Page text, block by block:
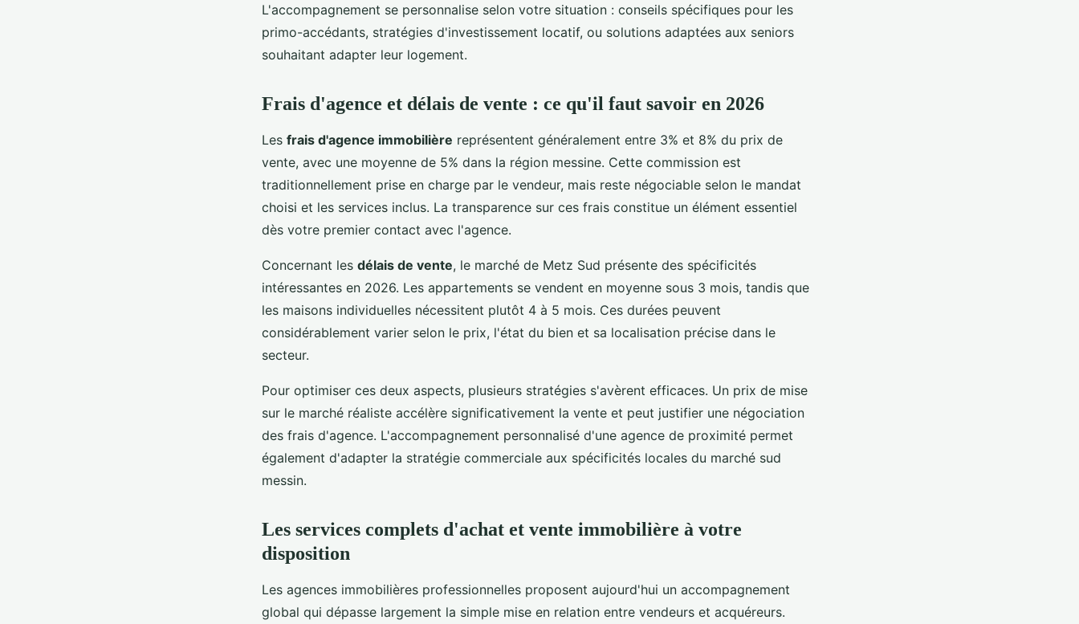
L'accompagnement se personnalise selon votre situation : conseils spécifiques pour les
primo-accédants, stratégies d'investissement locatif, ou solutions adaptées aux seniors
souhaitant adapter leur logement.
Frais d'agence et délais de vente : ce qu'il faut savoir en 2026
Les frais d'agence immobilière représentent généralement entre 3% et 8% du prix de
vente, avec une moyenne de 5% dans la région messine. Cette commission est
traditionnellement prise en charge par le vendeur, mais reste négociable selon le mandat
choisi et les services inclus. La transparence sur ces frais constitue un élément essentiel
dès votre premier contact avec l'agence.
Concernant les délais de vente, le marché de Metz Sud présente des spécificités
intéressantes en 2026. Les appartements se vendent en moyenne sous 3 mois, tandis que
les maisons individuelles nécessitent plutôt 4 à 5 mois. Ces durées peuvent
considérablement varier selon le prix, l'état du bien et sa localisation précise dans le
secteur.
Pour optimiser ces deux aspects, plusieurs stratégies s'avèrent efficaces. Un prix de mise
sur le marché réaliste accélère significativement la vente et peut justifier une négociation
des frais d'agence. L'accompagnement personnalisé d'une agence de proximité permet
également d'adapter la stratégie commerciale aux spécificités locales du marché sud
messin.
Les services complets d'achat et vente immobilière à votre
disposition
Les agences immobilières professionnelles proposent aujourd'hui un accompagnement
global qui dépasse largement la simple mise en relation entre vendeurs et acquéreurs.